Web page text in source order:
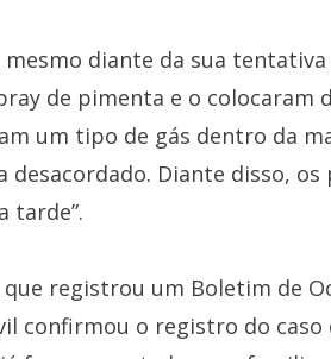
mesmo diante da sua
de pimenta e o colocaram
um tipo de gás dentro da
desacordado. Diante disso,
tarde”.
registrou um Boletim de
confirmou o registro do caso